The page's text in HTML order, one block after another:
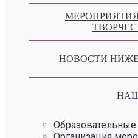
НОВОСТИ
Образовательные